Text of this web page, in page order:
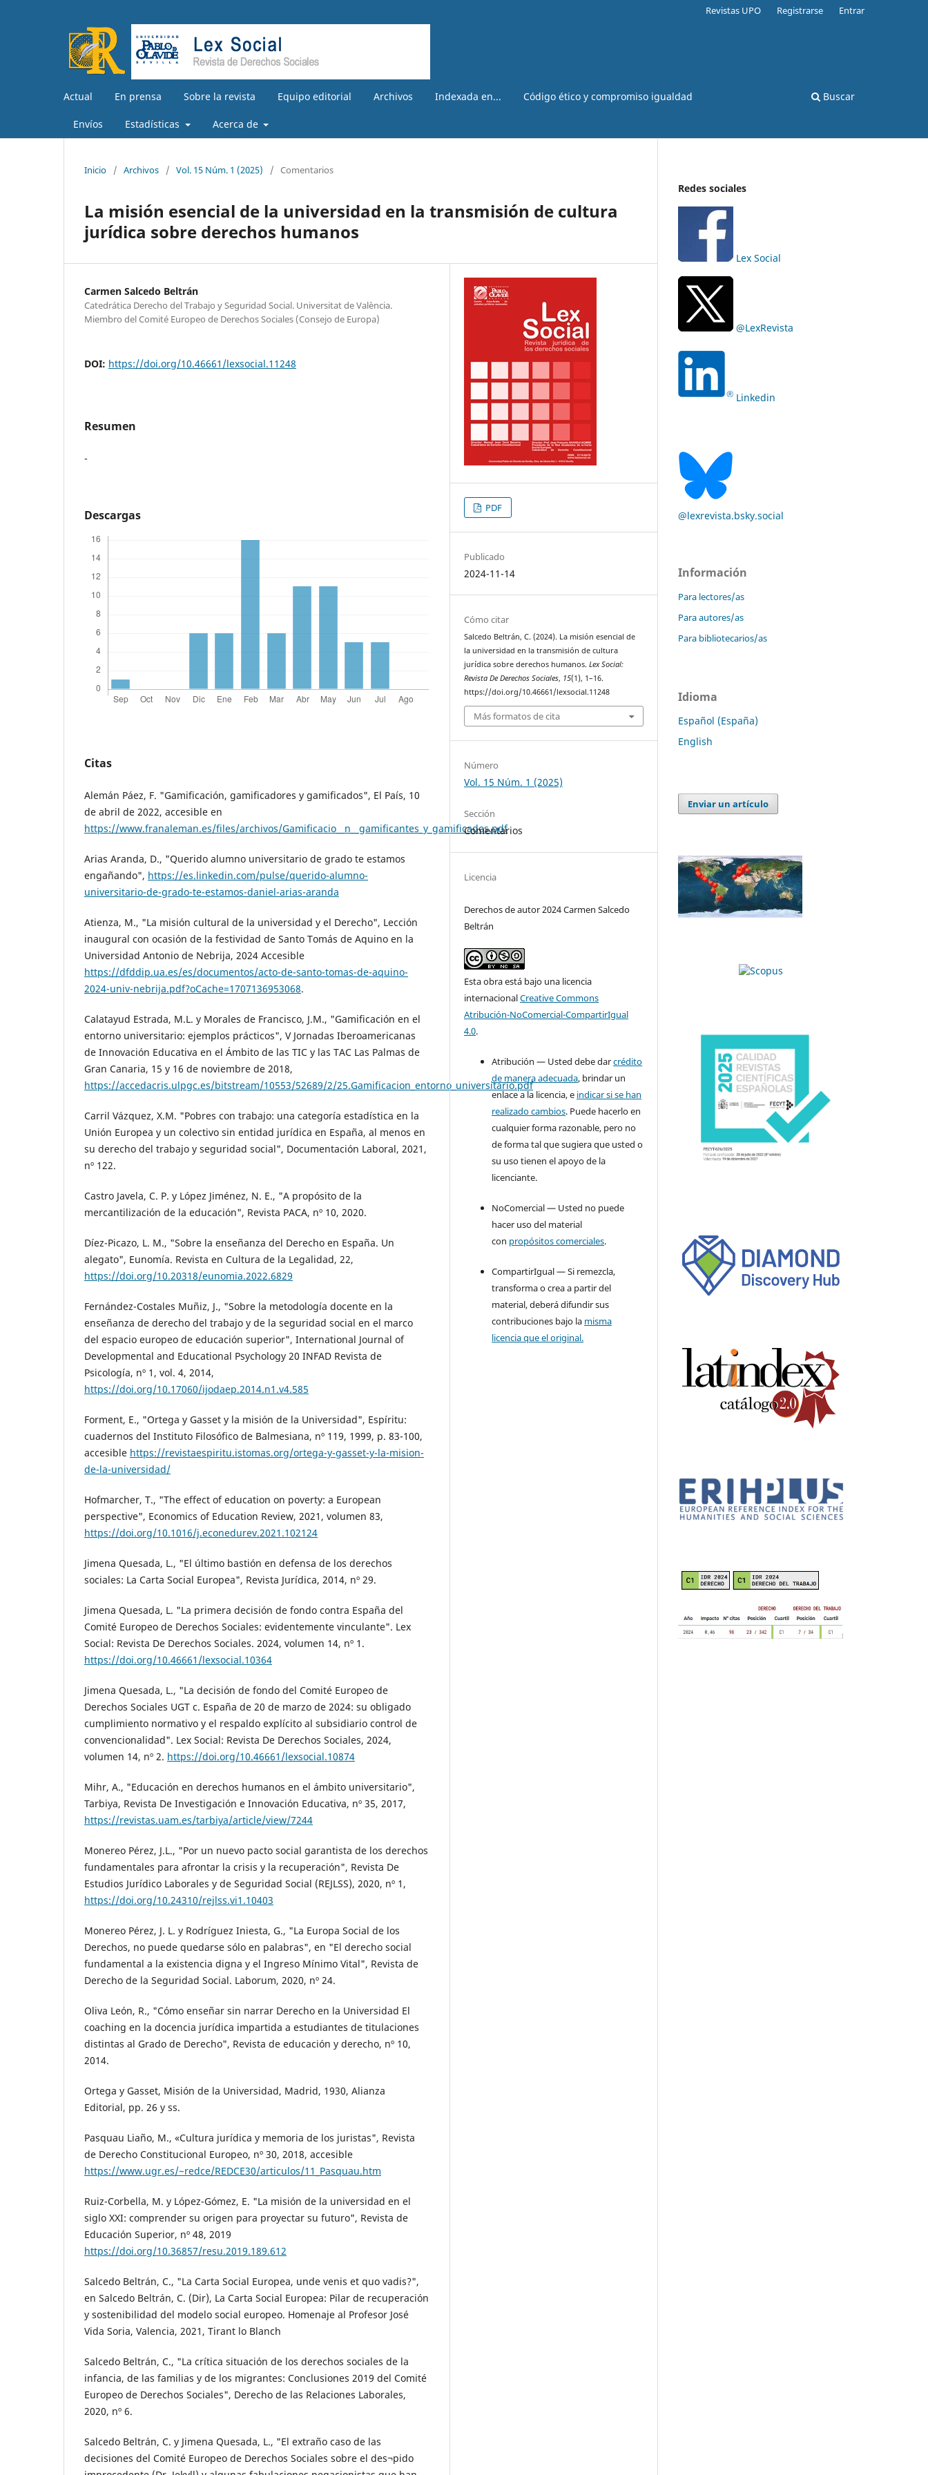
Actual En prensa Sobre la revista Equipo editorial Archivos Indexada en... Código ético y compromiso igualdad
Envíos Estadísticas Acerca de
Buscar
Revistas UPO Registrarse Entrar
Inicio / Archivos / Vol. 15 Núm. 1 (2025) / Comentarios
La misión esencial de la universidad en la transmisión de cultura
jurídica sobre derechos humanos
Carmen Salcedo Beltrán
Catedrática Derecho del Trabajo y Seguridad Social. Universitat de València.
Miembro del Comité Europeo de Derechos Sociales (Consejo de Europa)
DOI: https://doi.org/10.46661/lexsocial.11248
Resumen
-
Descargas
Citas
Alemán Páez, F. "Gamificación, gamificadores y gamificados", El País, 10
de abril de 2022, accesible en
https://www.franaleman.es/files/archivos/Gamificacio__n__gamificantes_y_gamificados.pdf
Arias Aranda, D., "Querido alumno universitario de grado te estamos
engañando", https://es.linkedin.com/pulse/querido-alumno-
universitario-de-grado-te-estamos-daniel-arias-aranda
Atienza, M., "La misión cultural de la universidad y el Derecho", Lección
inaugural con ocasión de la festividad de Santo Tomás de Aquino en la
Universidad Antonio de Nebrija, 2024 Accesible
https://dfddip.ua.es/es/documentos/acto-de-santo-tomas-de-aquino-
2024-univ-nebrija.pdf?oCache=1707136953068.
Calatayud Estrada, M.L. y Morales de Francisco, J.M., "Gamificación en el
entorno universitario: ejemplos prácticos", V Jornadas Iberoamericanas
de Innovación Educativa en el Ámbito de las TIC y las TAC Las Palmas de
Gran Canaria, 15 y 16 de noviembre de 2018,
https://accedacris.ulpgc.es/bitstream/10553/52689/2/25.Gamificacion_entorno_universitario.pdf
Carril Vázquez, X.M. "Pobres con trabajo: una categoría estadística en la
Unión Europea y un colectivo sin entidad jurídica en España, al menos en
su derecho del trabajo y seguridad social", Documentación Laboral, 2021,
nº 122.
Castro Javela, C. P. y López Jiménez, N. E., "A propósito de la
mercantilización de la educación", Revista PACA, nº 10, 2020.
Díez-Picazo, L. M., "Sobre la enseñanza del Derecho en España. Un
alegato", Eunomía. Revista en Cultura de la Legalidad, 22,
https://doi.org/10.20318/eunomia.2022.6829
Fernández-Costales Muñiz, J., "Sobre la metodología docente en la
enseñanza de derecho del trabajo y de la seguridad social en el marco
del espacio europeo de educación superior", International Journal of
Developmental and Educational Psychology 20 INFAD Revista de
Psicología, nº 1, vol. 4, 2014,
https://doi.org/10.17060/ijodaep.2014.n1.v4.585
Forment, E., "Ortega y Gasset y la misión de la Universidad", Espíritu:
cuadernos del Instituto Filosófico de Balmesiana, nº 119, 1999, p. 83-100,
accesible https://revistaespiritu.istomas.org/ortega-y-gasset-y-la-mision-
de-la-universidad/
Hofmarcher, T., "The effect of education on poverty: a European
perspective", Economics of Education Review, 2021, volumen 83,
https://doi.org/10.1016/j.econedurev.2021.102124
Jimena Quesada, L., "El último bastión en defensa de los derechos
sociales: La Carta Social Europea", Revista Jurídica, 2014, nº 29.
Jimena Quesada, L. "La primera decisión de fondo contra España del
Comité Europeo de Derechos Sociales: evidentemente vinculante". Lex
Social: Revista De Derechos Sociales. 2024, volumen 14, nº 1.
https://doi.org/10.46661/lexsocial.10364
Jimena Quesada, L., "La decisión de fondo del Comité Europeo de
Derechos Sociales UGT c. España de 20 de marzo de 2024: su obligado
cumplimiento normativo y el respaldo explícito al subsidiario control de
convencionalidad". Lex Social: Revista De Derechos Sociales, 2024,
volumen 14, nº 2. https://doi.org/10.46661/lexsocial.10874
Mihr, A., "Educación en derechos humanos en el ámbito universitario",
Tarbiya, Revista De Investigación e Innovación Educativa, nº 35, 2017,
https://revistas.uam.es/tarbiya/article/view/7244
Monereo Pérez, J.L., "Por un nuevo pacto social garantista de los derechos
fundamentales para afrontar la crisis y la recuperación", Revista De
Estudios Jurídico Laborales y de Seguridad Social (REJLSS), 2020, nº 1,
https://doi.org/10.24310/rejlss.vi1.10403
Monereo Pérez, J. L. y Rodríguez Iniesta, G., "La Europa Social de los
Derechos, no puede quedarse sólo en palabras", en "El derecho social
fundamental a la existencia digna y el Ingreso Mínimo Vital", Revista de
Derecho de la Seguridad Social. Laborum, 2020, nº 24.
Oliva León, R., "Cómo enseñar sin narrar Derecho en la Universidad El
coaching en la docencia jurídica impartida a estudiantes de titulaciones
distintas al Grado de Derecho", Revista de educación y derecho, nº 10,
2014.
Ortega y Gasset, Misión de la Universidad, Madrid, 1930, Alianza
Editorial, pp. 26 y ss.
Pasquau Liaño, M., «Cultura jurídica y memoria de los juristas", Revista
de Derecho Constitucional Europeo, nº 30, 2018, accesible
https://www.ugr.es/~redce/REDCE30/articulos/11_Pasquau.htm
Ruiz-Corbella, M. y López-Gómez, E. "La misión de la universidad en el
siglo XXI: comprender su origen para proyectar su futuro", Revista de
Educación Superior, nº 48, 2019
https://doi.org/10.36857/resu.2019.189.612
Salcedo Beltrán, C., "La Carta Social Europea, unde venis et quo vadis?",
en Salcedo Beltrán, C. (Dir), La Carta Social Europea: Pilar de recuperación
y sostenibilidad del modelo social europeo. Homenaje al Profesor José
Vida Soria, Valencia, 2021, Tirant lo Blanch
Salcedo Beltrán, C., "La crítica situación de los derechos sociales de la
infancia, de las familias y de los migrantes: Conclusiones 2019 del Comité
Europeo de Derechos Sociales", Derecho de las Relaciones Laborales,
2020, nº 6.
Salcedo Beltrán, C. y Jimena Quesada, L., "El extraño caso de las
decisiones del Comité Europeo de Derechos Sociales sobre el des¬pido
PDF
Publicado
2024-11-14
Cómo citar
Salcedo Beltrán, C. (2024). La misión esencial de
la universidad en la transmisión de cultura
jurídica sobre derechos humanos.Lex Social:
Revista De Derechos Sociales, 15(1), 1–16.
https://doi.org/10.46661/lexsocial.11248
Más formatos de cita
Número
Vol. 15 Núm. 1 (2025)
Sección
Comentarios
Licencia
Derechos de autor 2024 Carmen Salcedo
Beltrán
Esta obra está bajo una licencia
internacionalCreative Commons
Atribución-NoComercial-CompartirIgual
4.0.
Atribución — Usted debe darcrédito
de manera adecuada, brindar un
enlace a la licencia, e indicar si se han
realizado cambios. Puede hacerlo en
cualquier forma razonable, pero no
de forma tal que sugiera que usted o
su uso tienen el apoyo de la
licenciante.
NoComercial — Usted no puede
hacer uso del material
con propósitos comerciales.
CompartirIgual — Si remezcla,
transforma o crea a partir del
material, deberá difundir sus
contribuciones bajo la misma
licencia que el original.
Redes sociales
Lex Social
@LexRevista
Linkedin
@lexrevista.bsky.social
Información
Para lectores/as
Para autores/as
Para bibliotecarios/as
Idioma
Español (España)
English
Enviar un artículo